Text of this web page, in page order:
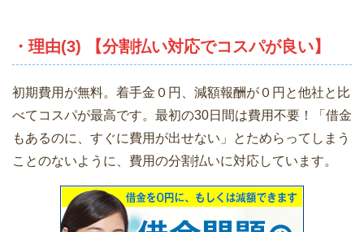
・理由(3) 【分割払い対応でコスパが良い】
初期費用が無料。着手金０円、減額報酬が０円と他社と比
べてコスパが最高です。最初の30日間は費用不要！「借金
もあるのに、すぐに費用が出せない」とためらってしまう
ことのないように、費用の分割払いに対応しています。